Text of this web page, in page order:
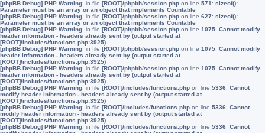
[phpBB Debug] PHP Warning: in file [ROOT]/phpbb/session.php on line 571 : sizeof():
Parameter must be an array or an object that implements Countable
[phpBB Debug] PHP Warning: in file [ROOT]/phpbb/session.php on line 627: sizeof():
Parameter must be an array or an object that implements Countable
[phpBB Debug] PHP Warning: in file [ROOT]/phpbb/session.php on line 1075: Cannot modify
header information - headers already sent by (output started at
[ROOT]/includes/functions.php:3925)
[phpBB Debug] PHP Warning: in file [ROOT]/phpbb/session.php on line 1075: Cannot modify
header information - headers already sent by (output started at
[ROOT]/includes/functions.php:3925)
[phpBB Debug] PHP Warning: in file [ROOT]/phpbb/session.php on line 1075: Cannot modify
header information - headers already sent by (output started at
[ROOT]/includes/functions.php:3925)
[phpBB Debug] PHP Warning: in file [ROOT]/includes/functions.php on line 5336: Cannot
modify header information - headers already sent by (output started at
[ROOT]/includes/functions.php:3925)
[phpBB Debug] PHP Warning: in file [ROOT]/includes/functions.php on line 5336: Cannot
modify header information - headers already sent by (output started at
[ROOT]/includes/functions.php:3925)
[phpBB Debug] PHP Warning: in file [ROOT]/includes/functions.php on line 5336: Cannot